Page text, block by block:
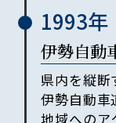
1993年
伊勢自動
県内を縦断
伊勢自動車
地域へのア